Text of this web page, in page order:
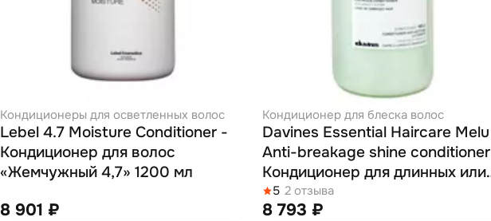
Кондиционеры для осветленных волос
Lebel 4.7 Moisture Conditioner -
Кондиционер для волос
«Жемчужный 4,7» 1200 мл
8 901 ₽
Кондиционер для блеска волос
Davines Essential Haircare Melu
Anti-breakage shine conditioner -
Кондиционер для длинных или
5 2 отзыва
8 793 ₽